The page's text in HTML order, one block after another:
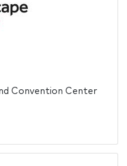
Convention Center